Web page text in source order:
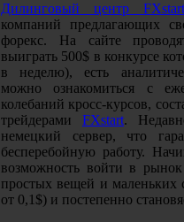
Дилинговый центр
компаний предлагающих
форекс. На сайте
выиграть 500$ в конкурсе
в неделю), есть
можно ознакомиться с
колебаний кросс-курсов,
трейдерами FXstart.
немецкий сервер, что
бесперебойную работу.
возможность войти в
простых вещей и маленьких
от 0,1$) и постепенно